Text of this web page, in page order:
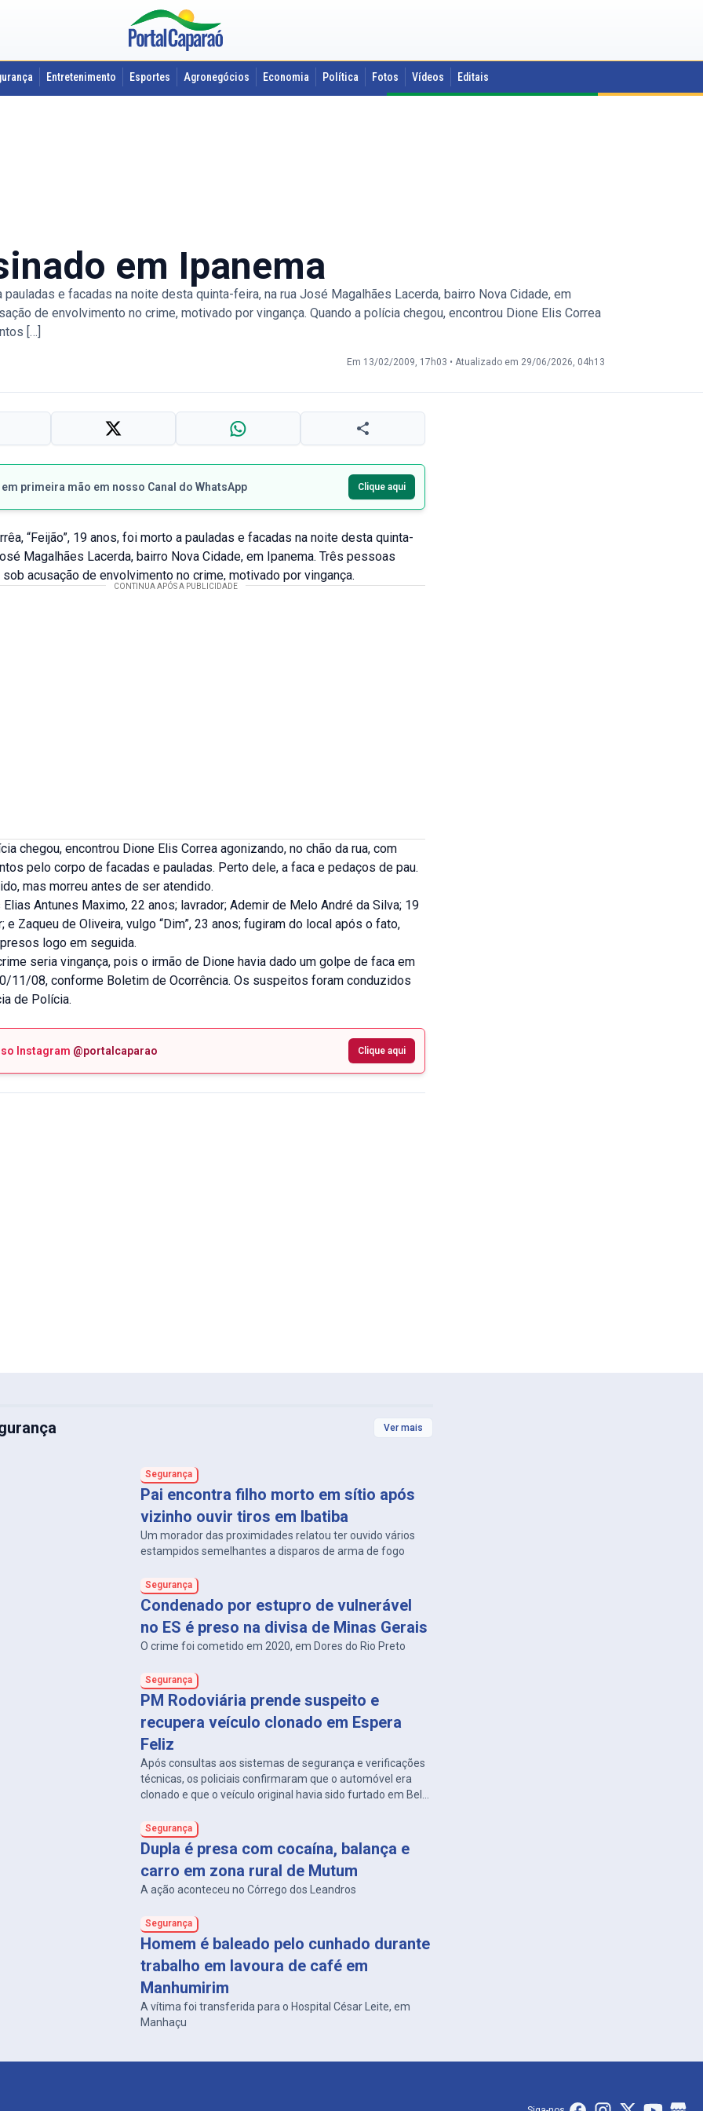
Entretenimento Esportes Agronegócios Economia Política Fotos Vídeos Editais
em Ipanema
pauladas e facadas na noite desta quinta-feira, na rua José Magalhães Lacerda, bairro Nova Cidade, em
de envolvimento no crime, motivado por vingança. Quando a polícia chegou, encontrou Dione Elis Correa
[…]
Em 13/02/2009, 17h03 • Atualizado em 29/06/2026, 04h13
primeira mão em nosso Canal do WhatsApp Clique aqui
“Feijão”, 19 anos, foi morto a pauladas e facadas na noite desta quinta-
Magalhães Lacerda, bairro Nova Cidade, em Ipanema. Três pessoas
acusação de envolvimento no crime, motivado por vingança.
chegou, encontrou Dione Elis Correa agonizando, no chão da rua, com
pelo corpo de facadas e pauladas. Perto dele, a faca e pedaços de pau.
mas morreu antes de ser atendido.
Antunes Maximo, 22 anos; lavrador; Ademir de Melo André da Silva; 19
e Zaqueu de Oliveira, vulgo “Dim”, 23 anos; fugiram do local após o fato,
logo em seguida.
seria vingança, pois o irmão de Dione havia dado um golpe de faca em
11/08, conforme Boletim de Ocorrência. Os suspeitos foram conduzidos
de Polícia.
Instagram @portalcaparao Clique aqui
Ver mais
Segurança
Pai encontra filho morto em sítio após
vizinho ouvir tiros em Ibatiba
Um morador das proximidades relatou ter ouvido vários
estampidos semelhantes a disparos de arma de fogo
Segurança
Condenado por estupro de vulnerável
no ES é preso na divisa de Minas Gerais
O crime foi cometido em 2020, em Dores do Rio Preto
Segurança
PM Rodoviária prende suspeito e
recupera veículo clonado em Espera
Feliz
Após consultas aos sistemas de segurança e verificações
técnicas, os policiais confirmaram que o automóvel era
clonado e que o veículo original havia sido furtado em Belo
Segurança
Dupla é presa com cocaína, balança e
carro em zona rural de Mutum
A ação aconteceu no Córrego dos Leandros
Segurança
Homem é baleado pelo cunhado durante
trabalho em lavoura de café em
Manhumirim
A vítima foi transferida para o Hospital César Leite, em
Manhaçu